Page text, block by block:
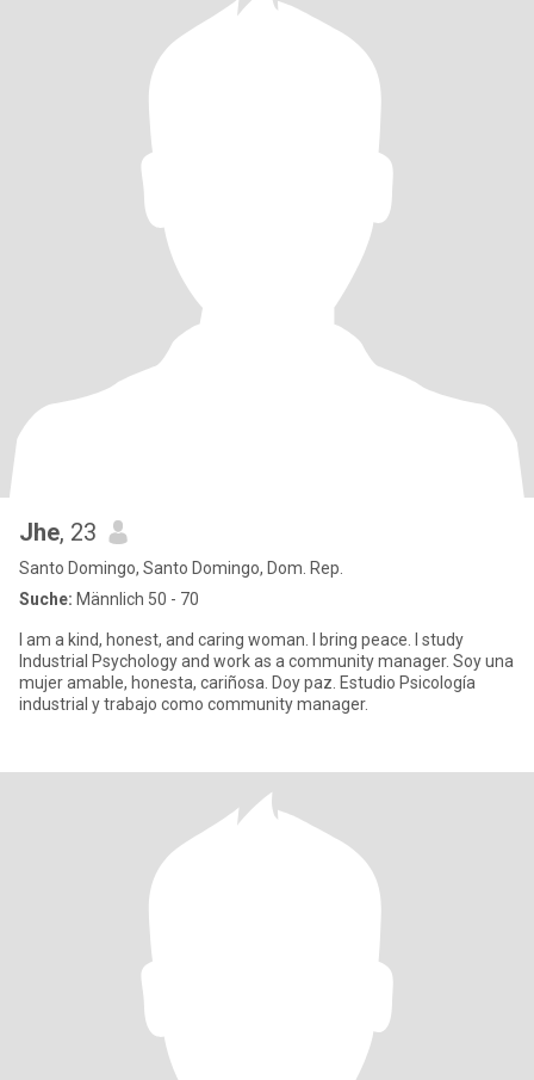
Jhe, 23
Santo Domingo, Santo Domingo, Dom. Rep.
Suche: Männlich 50 - 70
I am a kind, honest, and caring woman. I bring peace. I study
Industrial Psychology and work as a community manager. Soy una
mujer amable, honesta, cariñosa. Doy paz. Estudio Psicología
industrial y trabajo como community manager.